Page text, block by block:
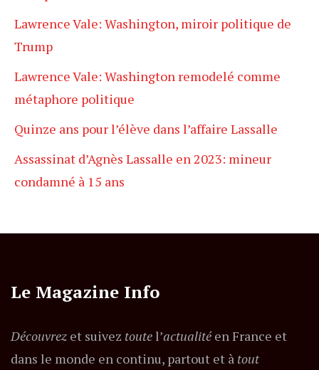
Lawrence Vale: Washington, miroir politique de
Trump
Lawrence Vale: Washington remodelé comme
métaphore politique
Quinze ans pour l’élève dans l’affaire Lassalle
Assassinat d’Agnès Lassalle en 2023: mineur
condamné à 15 ans
Le Magazine Info
Découvrez et suivez toutel’actualitéen France et
dans le monde en continu, partout et à tout